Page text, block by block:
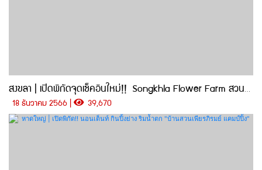
สงขลา | เปิดพิกัดจุดเช็คอินใหม่!! Songkhla Flower Farm สวนดอกไม้แห่งแรกในสงขลา
18 ธันวาคม 2566 | 39,670